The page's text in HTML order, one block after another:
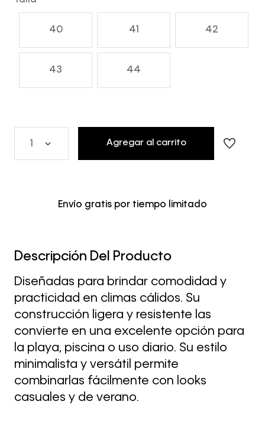
40 41 42
43 44
Agregar al carrito
Envío gratis por tiempo limitado
Descripción Del Producto
Diseñadas para brindar comodidad y
practicidad en climas cálidos. Su
construcción ligera y resistente las
convierte en una excelente opción para
la playa, piscina o uso diario. Su estilo
minimalista y versátil permite
combinarlas fácilmente con looks
casuales y de verano.